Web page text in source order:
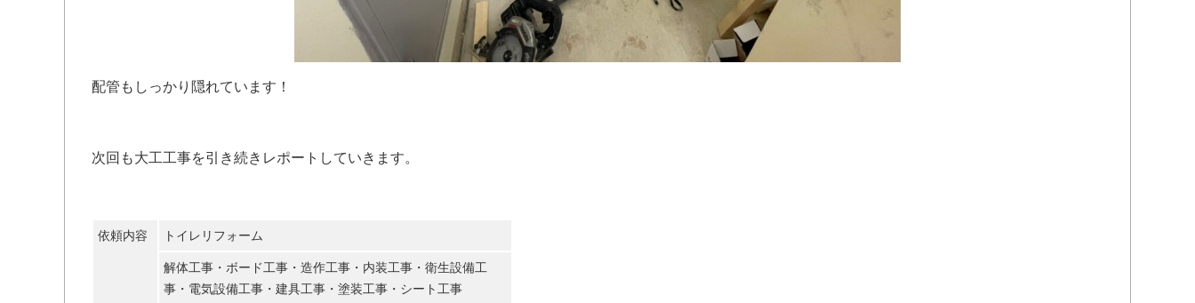
配管もしっかり隠れています！
次回も大工工事を引き続きレポートしていきます。
依頼内容
トイレリフォーム
解体工事・ボード工事・造作工事・内装工事・衛生設備工
事・電気設備工事・建具工事・塗装工事・シート工事